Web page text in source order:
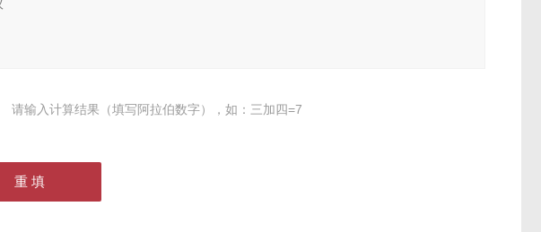
请输入计算结果（填写阿拉伯数字），如：三加四=7